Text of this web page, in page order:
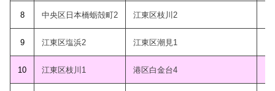
8 中央区日本橋蛎殻町2 江東区枝川2
9 江東区塩浜2 江東区潮見1
10 江東区枝川1 港区白金台4